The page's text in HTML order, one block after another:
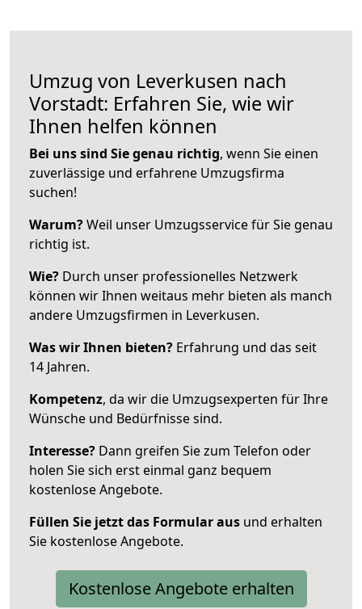
Umzug von Leverkusen nach
Vorstadt: Erfahren Sie, wie wir
Ihnen helfen können
Bei uns sind Sie genau richtig, wenn Sie einen
zuverlässige und erfahrene Umzugsfirma
suchen!
Warum?Weil unser Umzugsservice für Sie genau
richtig ist.
Wie? Durch unser professionelles Netzwerk
können wir Ihnen weitaus mehr bieten als manch
andere Umzugsfirmen in Leverkusen.
Was wir Ihnen bieten? Erfahrung und das seit
14 Jahren.
Kompetenz, da wir die Umzugsexperten für Ihre
Wünsche und Bedürfnisse sind.
Interesse? Dann greifen Sie zum Telefon oder
holen Sie sich erst einmal ganz bequem
kostenlose Angebote.
Füllen Sie jetzt das Formular aus und erhalten
Sie kostenlose Angebote.
Kostenlose Angebote erhalten